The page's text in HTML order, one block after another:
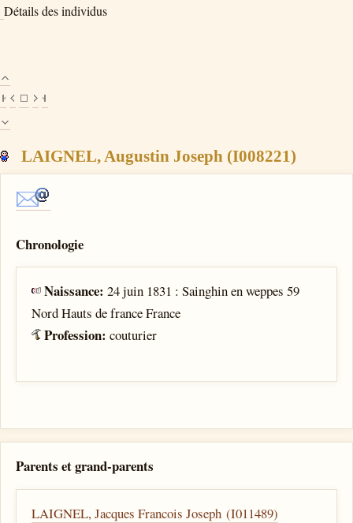
Détails des individus
LAIGNEL, Augustin Joseph (I008221)
Chronologie
Naissance:24 juin 1831 : Sainghin en weppes 59
Nord Hauts de france France
Profession:couturier
Parents et grand-parents
LAIGNEL, Jacques Francois Joseph (I011489)